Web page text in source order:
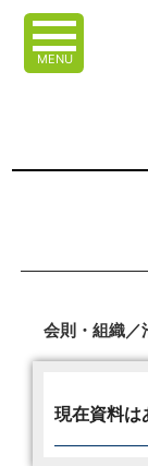
MENU
会則・組織／
現在資料は